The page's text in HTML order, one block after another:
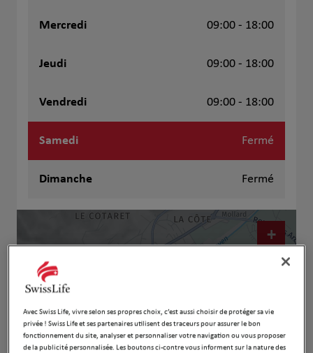
Mercredi 09:00 - 18:00
Jeudi 09:00 - 18:00
Vendredi 09:00 - 18:00
Samedi Fermé
Dimanche Fermé
+
Avec Swiss Life, vivre selon ses propres choix, c’est aussi choisir de protéger sa vie
privée ! Swiss Life et ses partenaires utilisent des traceurs pour assurer le bon
fonctionnement du site, analyser et personnaliser votre navigation ou vous proposer
de la publicité personnalisée. Les boutons ci-contre vous informent sur la nature des